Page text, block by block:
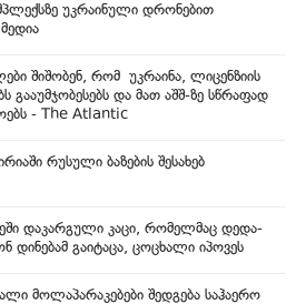
უკრაინული დრონებით
შიშობენ, რომ უკრაინა, ლიცენზიის
გააუმჯობესებს და მათ აშშ-ზე სწრაფად
- The Atlantic
რუსული ბაზების შესახებ
დაკარგული კაცი, რომელმაც დედა-
დინებამ გაიტაცა, ცოცხალი იპოვეს
მოლაპარაკებები შედგება საჰაერო